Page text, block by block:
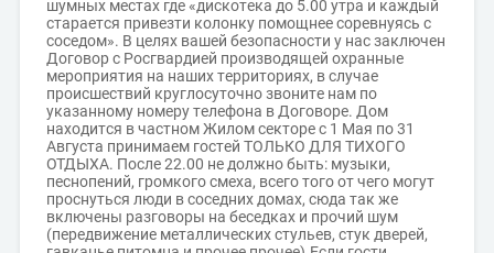
шумных местах где «дискотека до 5.00 утра и каждый
старается привезти колонку помощнее соревнуясь с
соседом». В целях вашей безопасности у нас заключен
Договор с Росгвардией производящей охранные
мероприятия на наших территориях, в случае
происшествий круглосуточно звоните нам по
указанному номеру телефона в Договоре. Дом
находится в частном Жилом секторе с 1 Мая по 31
Августа принимаем гостей ТОЛЬКО ДЛЯ ТИХОГО
ОТДЫХА. После 22.00 не должно быть: музыки,
песнопений, громкого смеха, всего того от чего могут
проснуться люди в соседних домах, сюда так же
включены разговоры на беседках и прочий шум
(передвижение металлических стульев, стук дверей,